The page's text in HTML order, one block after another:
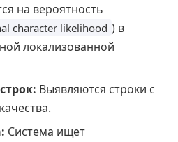
на вероятность
character likelihood ) в
локализованной
Выявляются строки с
Система ищет